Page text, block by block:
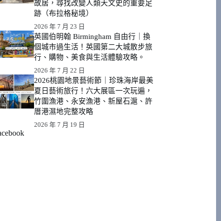
故居，尋找改變人類天文史的重要足
跡（布拉格秘境）
2026 年 7 月 23 日
英國伯明翰 Birmingham 自由行｜換
個城市過生活！英國第二大城散步旅
行、購物、美食與生活體驗攻略。
2026 年 7 月 22 日
2026桃園地景藝術節｜珍珠海岸最美
夏日藝術旅行！六大展區一次玩遍，
竹圍漁港、永安漁港、新屋石滬、許
厝港濕地完整攻略
2026 年 7 月 19 日